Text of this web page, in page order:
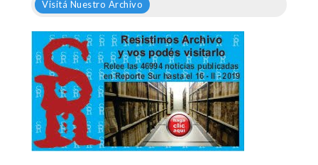
Visitá Nuestro Archivo